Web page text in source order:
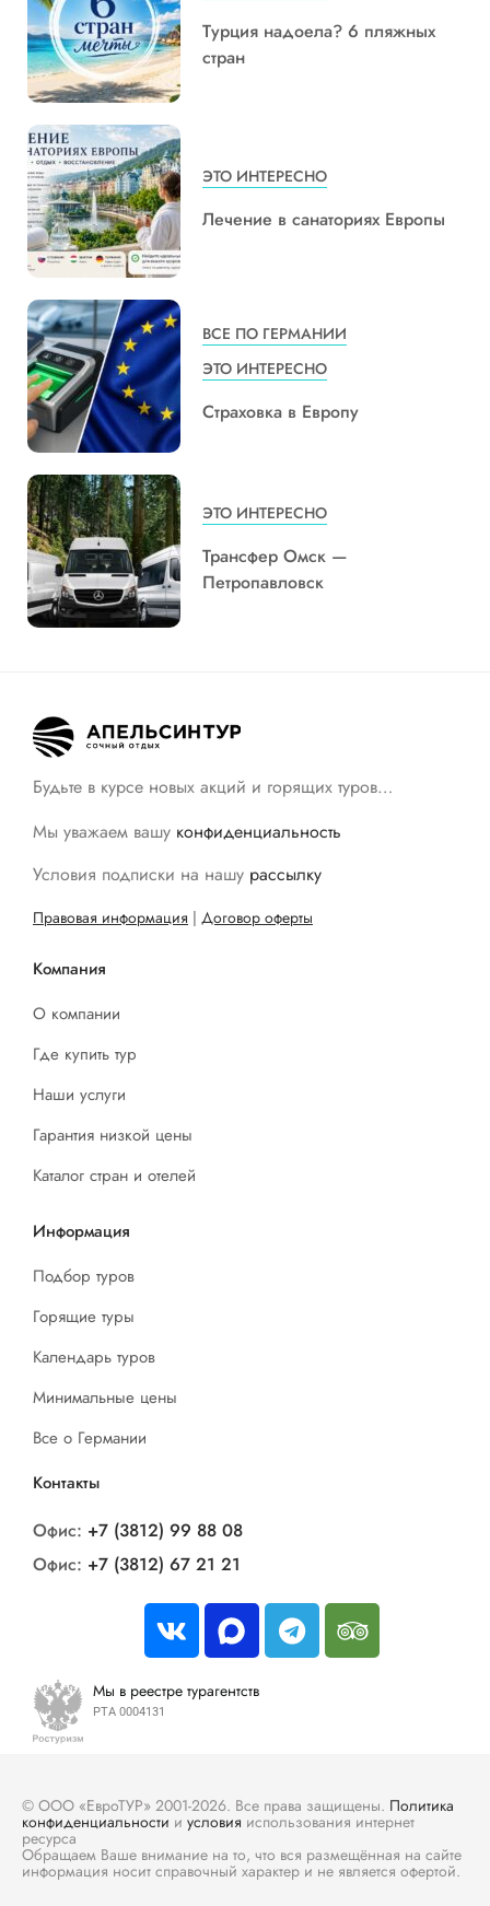
Турция надоела? 6 пляжных
стран
ЭТО ИНТЕРЕСНО
Лечение в санаториях Европы
ВСЕ ПО ГЕРМАНИИ
ЭТО ИНТЕРЕСНО
Страховка в Европу
ЭТО ИНТЕРЕСНО
Трансфер Омск —
Петропавловск
Будьте в курсе новых акций и горящих туров…
Мы уважаем вашу конфиденциальность
Условия подписки на нашу рассылку
Правовая информация | Договор оферты
Компания
О компании
Где купить тур
Наши услуги
Гарантия низкой цены
Каталог стран и отелей
Информация
Подбор туров
Горящие туры
Календарь туров
Минимальные цены
Все о Германии
Контакты
Офис: +7 (3812) 99 88 08
Офис: +7 (3812) 67 21 21
Мы в реестре турагентств
РТА 0004131
© ООО «ЕвроТУР» 2001-2026. Все права защищены. Политика
конфиденциальности и условия использования интернет
ресурса
Обращаем Ваше внимание на то, что вся размещённая на сайте
информация носит справочный характер и не является офертой.